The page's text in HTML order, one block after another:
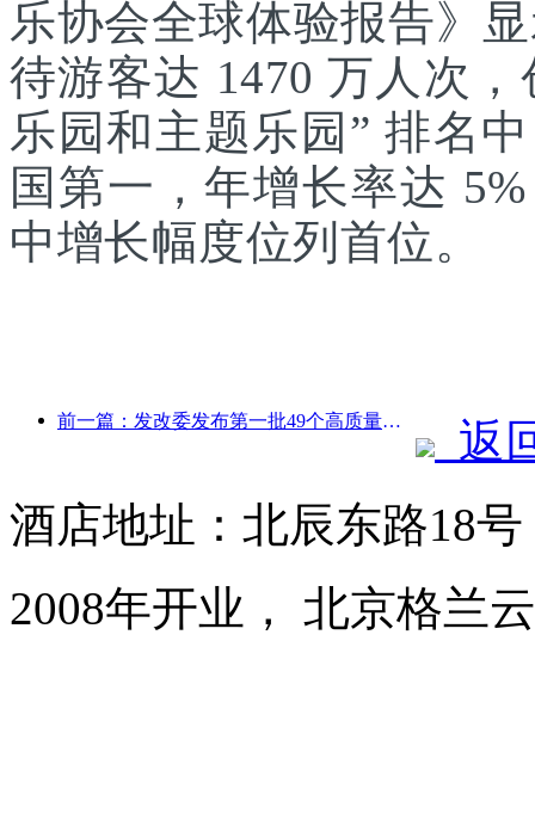
乐协会全球体验报告》
待游客达 1470 万人次
乐园和主题乐园” 排名
国第一，年增长率达
中增长幅度位列首位。
前一篇：发改委发布第一批49个高质量户外运动目的地名单
返
酒店地址：北辰东路18
2008年开业， 北京格